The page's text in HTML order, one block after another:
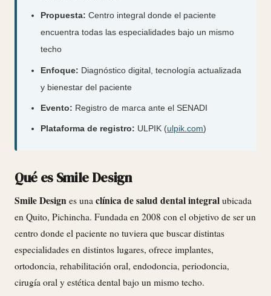
Propuesta: Centro integral donde el paciente
encuentra todas las especialidades bajo un mismo
techo
Enfoque: Diagnóstico digital, tecnología actualizada
y bienestar del paciente
Evento: Registro de marca ante el SENADI
Plataforma de registro: ULPIK (ulpik.com)
Qué es Smile Design
Smile Design es una clínica de salud dental integral ubicada
en Quito, Pichincha. Fundada en 2008 con el objetivo de ser un
centro donde el paciente no tuviera que buscar distintas
especialidades en distintos lugares, ofrece implantes,
ortodoncia, rehabilitación oral, endodoncia, periodoncia,
cirugía oral y estética dental bajo un mismo techo.